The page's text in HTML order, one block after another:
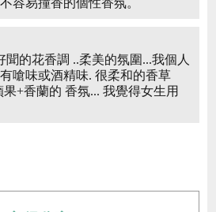
容易撞香的個性香氛。
的花香調 ..柔美的氛圍...我個人
嗆味或酒精味. 很柔和的香草
+香蘭的 香氛... 我覺得女生用